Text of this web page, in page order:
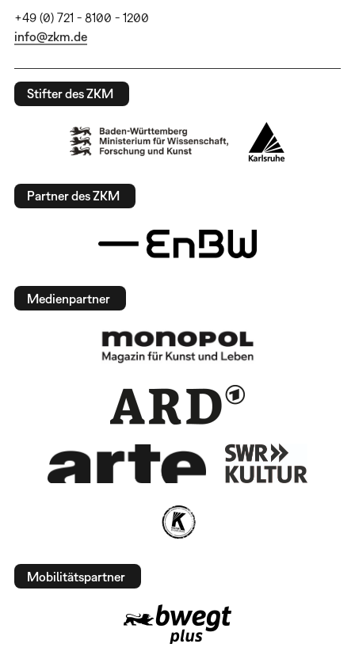
+49 (0) 721 - 8100 - 1200
info@zkm.de
Stifter des ZKM
Partner des ZKM
Medienpartner
Mobilitätspartner